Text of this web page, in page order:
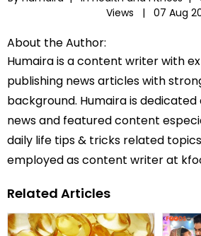
Views |
07 Aug
About the Author:
Humaira is a content writer with
publishing news articles with
background. Humaira is
news and featured content
daily life tips & tricks related
employed as content writer at
Related Articles